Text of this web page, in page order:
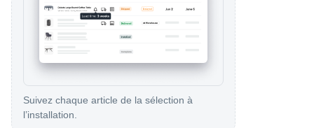
Suivez chaque article de la sélection à
l’installation.